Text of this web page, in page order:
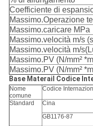
Coefficiente di
Massimo.Operazione
Massimo.caricare MPa
Massimo.velocità m/s
Massimo.velocità m/
Massimo.PV (N/mm²
Massimo.PV (N/mm²
Base Materail Codice
Nome
comune
Codice
Standard Cina
GB1176-87